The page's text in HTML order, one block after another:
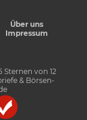
Über uns
Impressum
Sternen von 12
& Börsen-